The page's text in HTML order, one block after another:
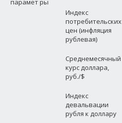
парамет ры
Индекс
потребительских
цен (инфляция
рублевая)
Среднемесячный
курс доллара,
руб./$
Индекс
девальвации
рубля к доллару